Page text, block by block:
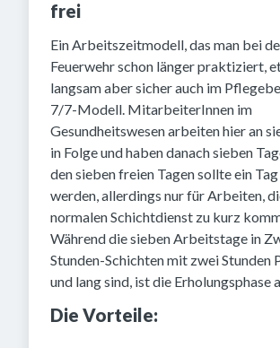
frei
Ein Arbeitszeitmodell, das man bei
Feuerwehr schon länger praktiziert,
langsam aber sicher auch im
7/7-Modell. MitarbeiterInnen im
Gesundheitswesen arbeiten hier an
in Folge und haben danach sieben
den sieben freien Tagen sollte ein
werden, allerdings nur für Arbeiten,
normalen Schichtdienst zu kurz
Während die sieben Arbeitstage in
Stunden-Schichten mit zwei Stunden
und lang sind, ist die Erholungsphase
Die Vorteile: